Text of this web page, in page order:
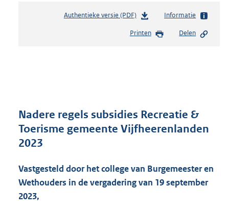
Authentieke versie (PDF)b
s
r
o
2
Informatie
Printen Delen
Nadere regels subsidies Recreatie &
Toerisme gemeente Vijfheerenlanden
2023
Vastgesteld door het college van Burgemeester en
Wethouders in de vergadering van 19 september
2023,